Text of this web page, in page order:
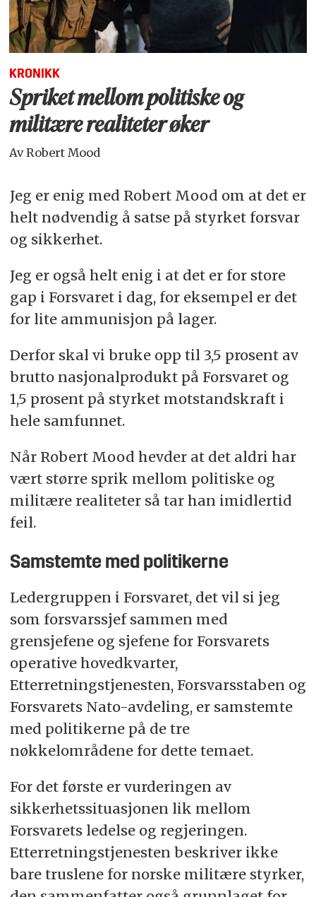
KRONIKK
Spriket mellom politiske og
militære realiteter øker
Av Robert Mood
Jeg er enig med Robert Mood om at det er
helt nødvendig å satse på styrket forsvar
og sikkerhet.
Jeg er også helt enig i at det er for store
gap i Forsvaret i dag, for eksempel er det
for lite ammunisjon på lager.
Derfor skal vi bruke opp til 3,5 prosent av
brutto nasjonalprodukt på Forsvaret og
1,5 prosent på styrket motstandskraft i
hele samfunnet.
Når Robert Mood hevder at det aldri har
vært større sprik mellom politiske og
militære realiteter så tar han imidlertid
feil.
Samstemte med politikerne
Ledergruppen i Forsvaret, det vil si jeg
som forsvarssjef sammen med
grensjefene og sjefene for Forsvarets
operative hovedkvarter,
Etterretningstjenesten, Forsvarsstaben og
Forsvarets Nato-avdeling, er samstemte
med politikerne på de tre
nøkkelområdene for dette temaet.
For det første er vurderingen av
sikkerhetssituasjonen lik mellom
Forsvarets ledelse og regjeringen.
Etterretningstjenesten beskriver ikke
bare truslene for norske militære styrker,